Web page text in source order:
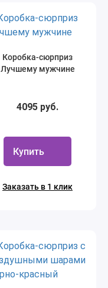
Коробка-сюрприз
Лучшему мужчине
4095 руб.
Купить
Заказать в 1 клик